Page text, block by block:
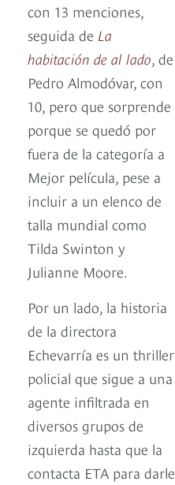
con 13 menciones,
seguida de La
habitación de al lado, de
Pedro Almodóvar, con
10, pero que sorprende
porque se quedó por
fuera de la categoría a
Mejor película, pese a
incluir a un elenco de
talla mundial como
Tilda Swinton y
Julianne Moore.
Por un lado, la historia
de la directora
Echevarría es un thriller
policial que sigue a una
agente infiltrada en
diversos grupos de
izquierda hasta que la
contacta ETA para darle